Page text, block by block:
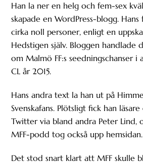
Han la ner en helg och fem-sex
skapade en WordPress-blogg.
cirka noll personer, enligt en
Hedstigen själv. Bloggen handlade
om Malmö FF:s seedningschanser i
CL år 2015.
Hans andra text la han ut på
Svenskafans. Plötsligt fick han
Twitter via bland andra Peter Lind,
MFF-podd tog också upp hemsidan.
Det stod snart klart att MFF skulle